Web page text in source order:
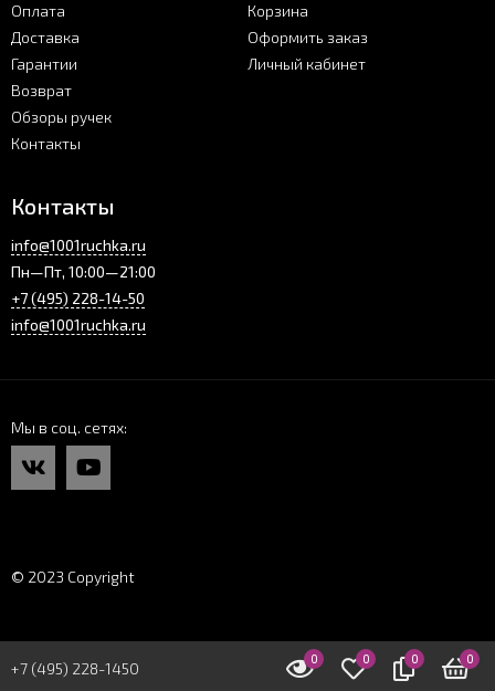
Оплата
Доставка
Гарантии
Возврат
Обзоры ручек
Контакты
Корзина
Оформить заказ
Личный кабинет
Контакты
info@1001ruchka.ru
Пн—Пт, 10:00—21:00
+7 (495) 228-14-50
info@1001ruchka.ru
Мы в соц. сетях
© 2023 Copyright
0 0 0 0
+7 (495) 228-1450